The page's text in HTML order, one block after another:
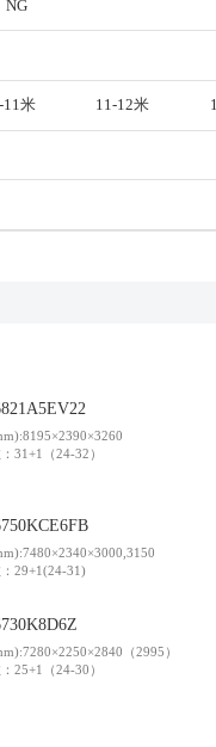
NG
11米 11-12米
31+1（24-32）
29+1(24-31)
（2995）
25+1（24-30）